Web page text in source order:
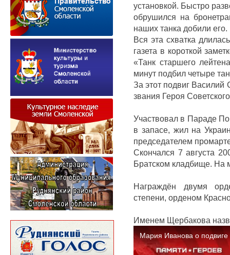
установкой. Быстро
обрушился на
наших танка добили его.
Вся эта схватка
газета в короткой
«Танк старшего
минут подбил четыре
За этот подвиг
звания Героя
Участвовал в Параде
в запасе, жил на
председателем
Скончался 7 августа
Братском кладбище. На
Награждён двумя
степени, орденом
Именем Щербакова